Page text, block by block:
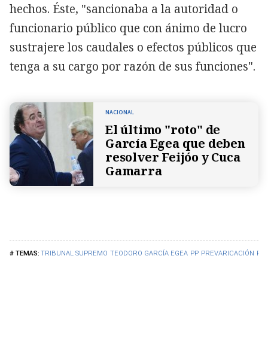
TRIBUNAL SUPREMO TEODORO GARCÍA EGEA PP PREVARICACIÓN
hechos. Éste, "sancionaba a la autoridad o
funcionario público que con ánimo de lucro
sustrajere los caudales o efectos públicos que
tenga a su cargo por razón de sus funciones".
NACIONAL
El último "roto" de
García Egea que deben
resolver Feijóo y Cuca
Gamarra